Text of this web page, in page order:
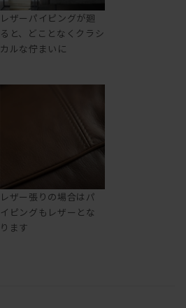
レザーパイピングが廻
ると、どことなくクラシ
カルな佇まいに
レザー張りの場合はパ
イピングもレザーとな
ります